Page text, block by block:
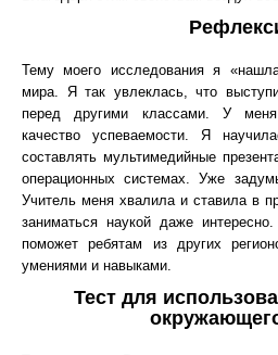
Тему моего исследования я
мира. Я так увлеклась, что
перед другими классами. У меня
качество успеваемости. Я
составлять мультимедийные
операционных системах. Уже
Учитель меня хвалила и ставила в
заниматься наукой даже
поможет ребятам из других
умениями и навыками.
Тест для